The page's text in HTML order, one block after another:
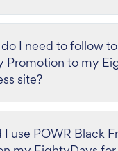
I need to follow
Promotion to my
site?
use POWR Black